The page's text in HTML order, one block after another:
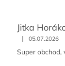
Jitka
| 05.07.2026
Super obchod,